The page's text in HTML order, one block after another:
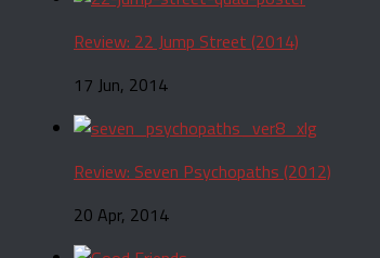
Review: 22 Jump Street (2014)
17 Jun, 2014
Review: Seven Psychopaths (2012)
20 Apr, 2014